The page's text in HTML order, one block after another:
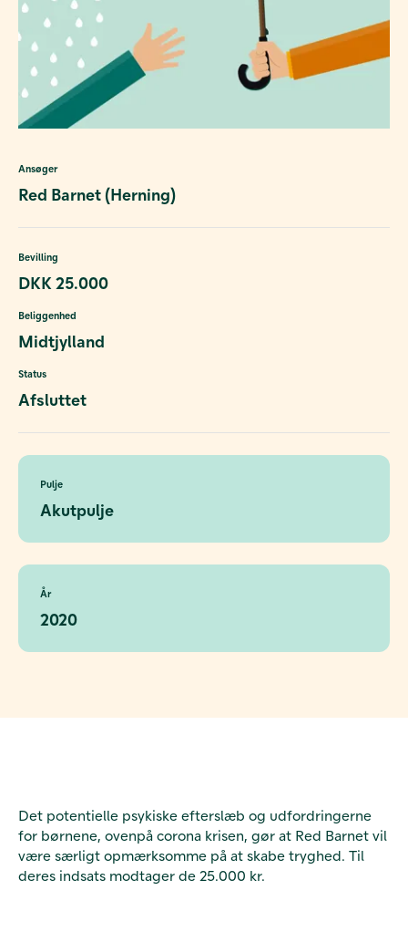
Ansøger
Red Barnet (Herning)
Bevilling
DKK 25.000
Beliggenhed
Midtjylland
Status
Afsluttet
Pulje
Akutpulje
År
2020
Det potentielle psykiske efterslæb og udfordringerne
for børnene, ovenpå corona krisen, gør at Red Barnet vil
være særligt opmærksomme på at skabe tryghed. Til
deres indsats modtager de 25.000 kr.